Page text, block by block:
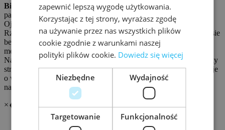
Biuro Bezpieczeństwa Narodowego (BBN)jest urzędem
państwowym, działającym na podstawie ustawy o obronie
Ojczyzny, którego zadaniem jest wspieranie Prezydenta
Rzeczypospolitej Polskiej w wykonywaniu obowiązków w zakresie
bezpieczeństwa i obronności państwa. Biuro pełni także funkcję
merytoryczno‑organizacyjnego zaplecza Rady Bezpieczeństwa
Narodowego, analizuje i opiniuje kluczowe koncepcje i dokumenty
strategiczne oraz monitoruje i przedstawia Prezydentowi informacje
o wydarzeniach o istotnym znaczeniu dla bezpieczeństwa
narodowego.
×❮
InfraSEC FORUM 202
zapewnić lepszą wygodę użytkowania.
Korzystając z tej strony, wyrażasz zgodę
na używanie przez nas wszystkich plików
cookie zgodnie z warunkami naszej
polityki plików cookie. Dowiedz się więcej
Niezbędne Wydajność
Targetowanie Funkcjonalność